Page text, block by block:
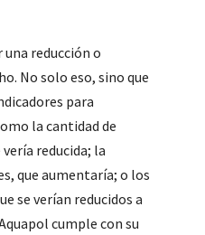
reducción o
No solo eso, sino que
para
la cantidad de
reducida; la
que aumentaría; o los
se verían reducidos a
cumple con su